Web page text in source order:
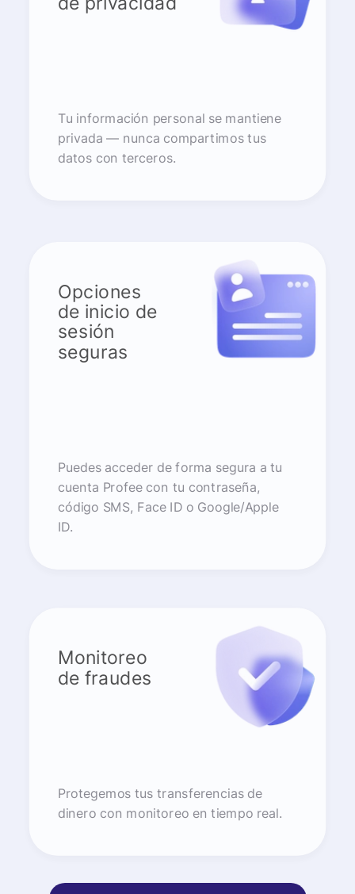
Tu información personal se mantiene
privada — nunca compartimos tus
datos con terceros.
Opciones
de inicio de
sesión
seguras
Puedes acceder de forma segura a tu
cuenta Profee con tu contraseña,
código SMS, Face ID o Google/Apple
ID.
Monitoreo
de fraudes
Protegemos tus transferencias de
dinero con monitoreo en tiempo real.